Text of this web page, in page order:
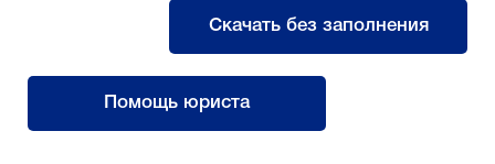
Скачать без заполнения
Помощь юриста